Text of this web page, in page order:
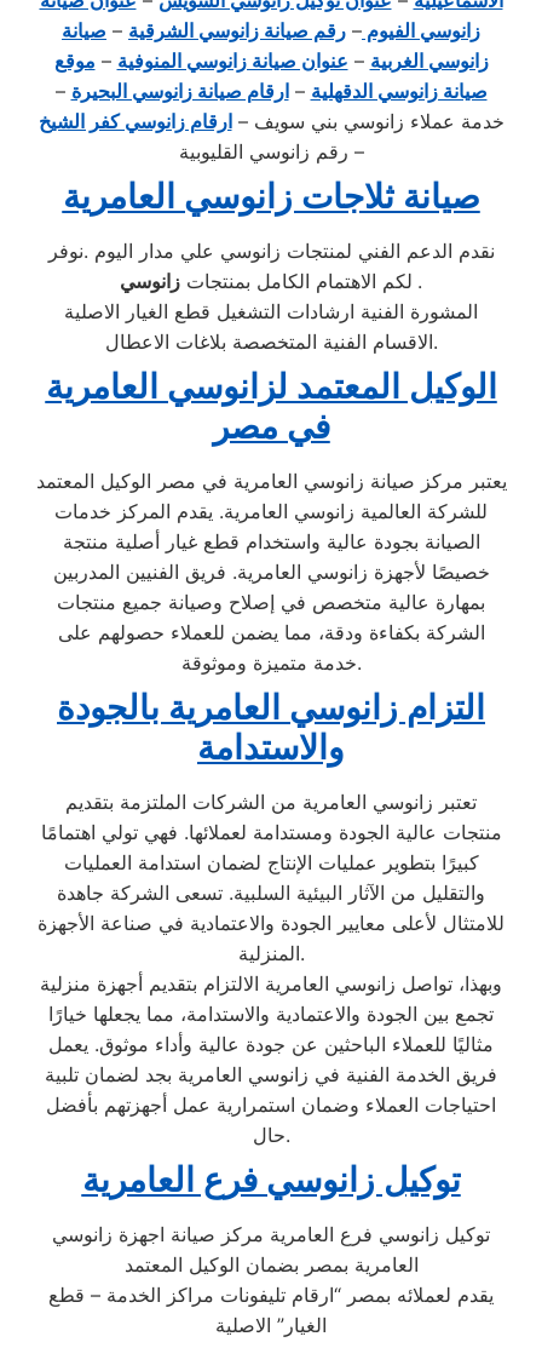
زانوسي الفيوم – رقم صيانة زانوسي الشرقية – صيانة
زانوسي الغربية – عنوان صيانة زانوسي المنوفية – موقع
صيانة زانوسي الدقهلية –ارقام صيانة زانوسي البحيرة –
خدمة عملاء زانوسي بني سويف –ارقام زانوسي كفر الشيخ
– رقم زانوسي القليوبية
صيانة ثلاجات زانوسي العامرية
نقدم الدعم الفني لمنتجات زانوسي علي مدار اليوم .نوفر
لكم الاهتمام الكامل بمنتجات .
المشورة الفنية ارشادات التشغيل قطع الغيار الاصلية
الاقسام الفنية المتخصصة بلاغات الاعطال.
الوكيل المعتمد لزانوسي العامرية
في مصر
يعتبر مركز صيانة زانوسي العامرية في مصر الوكيل المعتمد
للشركة العالمية زانوسي العامرية. يقدم المركز خدمات
الصيانة بجودة عالية واستخدام قطع غيار أصلية منتجة
خصيصًا لأجهزة زانوسي العامرية. فريق الفنيين المدربين
بمهارة عالية متخصص في إصلاح وصيانة جميع منتجات
الشركة بكفاءة ودقة، مما يضمن للعملاء حصولهم على
خدمة متميزة وموثوقة.
التزام زانوسي العامرية بالجودة
والاستدامة
تعتبر زانوسي العامرية من الشركات الملتزمة بتقديم
منتجات عالية الجودة ومستدامة لعملائها. فهي تولي اهتمامًا
كبيرًا بتطوير عمليات الإنتاج لضمان استدامة العمليات
والتقليل من الآثار البيئية السلبية. تسعى الشركة جاهدة
للامتثال لأعلى معايير الجودة والاعتمادية في صناعة الأجهزة
المنزلية.
وبهذا، تواصل زانوسي العامرية الالتزام بتقديم أجهزة منزلية
تجمع بين الجودة والاعتمادية والاستدامة، مما يجعلها خيارًا
مثاليًا للعملاء الباحثين عن جودة عالية وأداء موثوق. يعمل
فريق الخدمة الفنية في زانوسي العامرية بجد لضمان تلبية
احتياجات العملاء وضمان استمرارية عمل أجهزتهم بأفضل
حال.
توكيل زانوسي فرع العامرية
توكيل زانوسي فرع العامرية مركز صيانة اجهزة زانوسي
العامرية بمصر بضمان الوكيل المعتمد
يقدم لعملائه بمصر “ارقام تليفونات مراكز الخدمة – قطع
الغيار” الاصلية